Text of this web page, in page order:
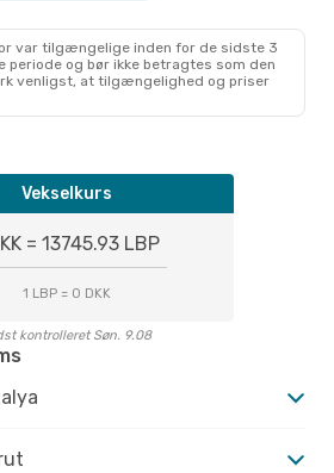
var tilgængelige inden for de sidste 3
periode og bør ikke betragtes som den
venligst, at tilgængelighed og priser
Vekselkurs
= 13745.93 LBP
1 LBP = 0 DKK
kontrolleret Søn. 9.08